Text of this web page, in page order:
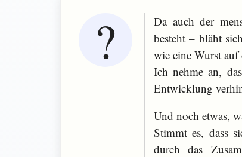
Da auch der
besteht – bläht
wie eine Wurst
Ich nehme an,
Entwicklung
Und noch etwas,
Stimmt es, dass
durch das